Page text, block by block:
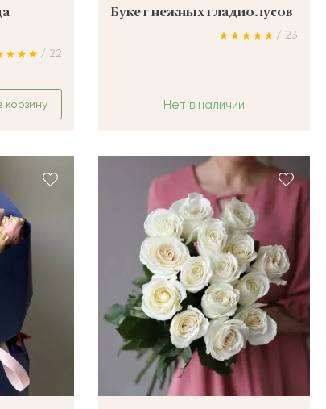
/ 22
корзину
Букет нежных гладиолусов
/ 23
Нет в наличии